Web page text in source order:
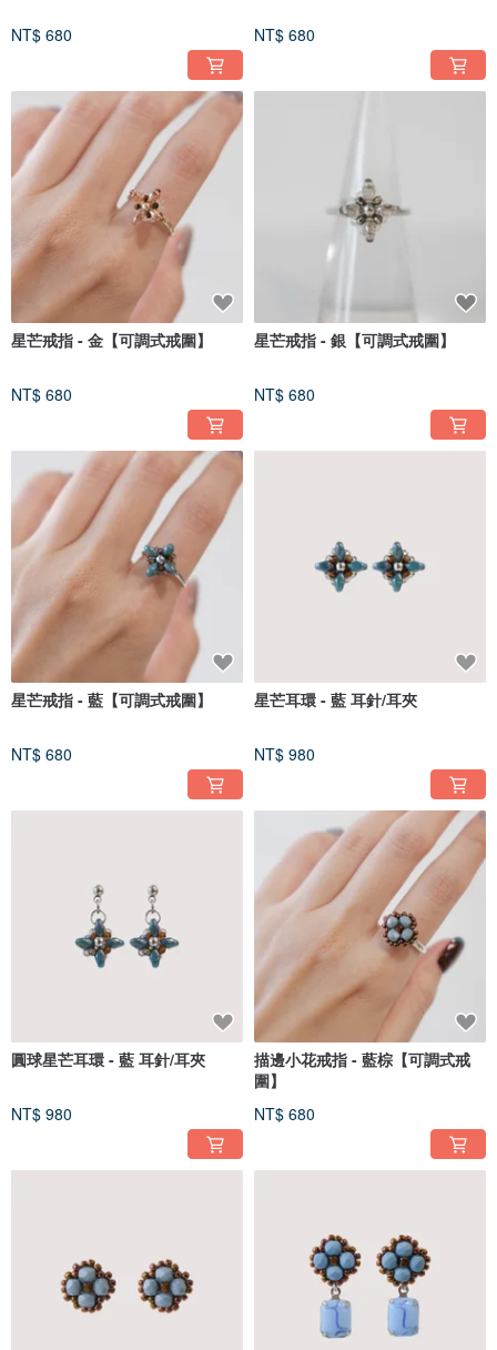
NT$ 680 NT$ 680
星芒戒指 - 金【可調式戒圍】
NT$ 680
星芒戒指 - 銀【可調式戒圍】
NT$ 680
星芒戒指 - 藍【可調式戒圍】
NT$ 680
星芒耳環 - 藍 耳針/耳夾
NT$ 980
圓球星芒耳環 - 藍 耳針/耳夾
NT$ 980
描邊小花戒指 - 藍棕【可調式戒
圍】
NT$ 680